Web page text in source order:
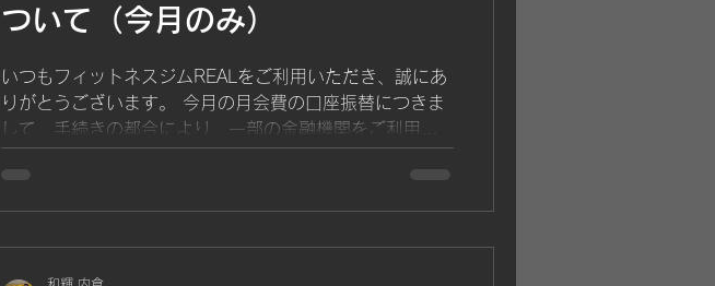
グや食事習慣の積み重ねによって少しずつ現れます。 月
1回の測定を習慣化することで、 トレーニングの成果を
ション維持につながる 目標に対する進捗を客観的に確認
できる といったメリットがありま
ついて（今月のみ）
いつもフィットネスジムREALをご利用いただき、誠にあ
りがとうございます。 今月の月会費の口座振替につきま
して、手続きの都合により、一部の金融機関をご利用の
毎月20日 今月のみ 一部の金融機関をご利用の方：5月
27日 通常どおり20日に振替される金融機関 以下の金融